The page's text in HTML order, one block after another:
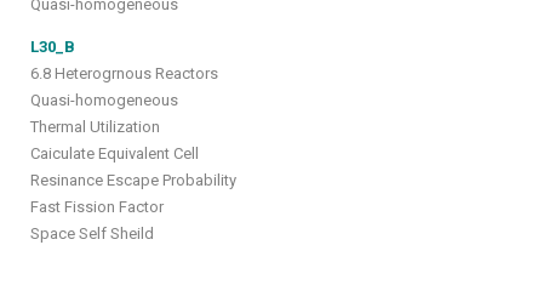
Quasi-homogeneous
L30_B
6.8 Heterogrnous Reactors
Quasi-homogeneous
Thermal Utilization
Caiculate Equivalent Cell
Resinance Escape Probability
Fast Fission Factor
Space Self Sheild